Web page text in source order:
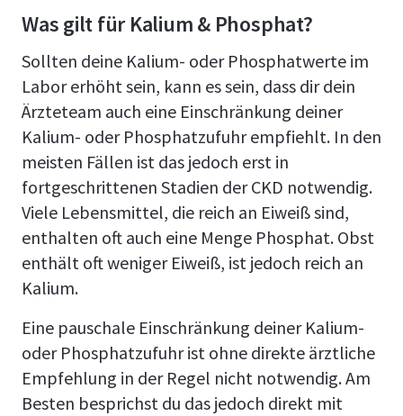
Was gilt für Kalium & Phosphat?
Sollten deine Kalium- oder Phosphatwerte im
Labor erhöht sein, kann es sein, dass dir dein
Ärzteteam auch eine Einschränkung deiner
Kalium- oder Phosphatzufuhr empfiehlt. In den
meisten Fällen ist das jedoch erst in
fortgeschrittenen Stadien der CKD notwendig.
Viele Lebensmittel, die reich an Eiweiß sind,
enthalten oft auch eine Menge Phosphat. Obst
enthält oft weniger Eiweiß, ist jedoch reich an
Kalium.
Eine pauschale Einschränkung deiner Kalium-
oder Phosphatzufuhr ist ohne direkte ärztliche
Empfehlung in der Regel nicht notwendig. Am
Besten besprichst du das jedoch direkt mit